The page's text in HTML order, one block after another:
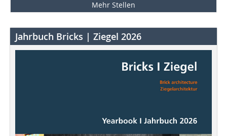
Mehr Stellen
Jahrbuch Bricks | Ziegel 2026